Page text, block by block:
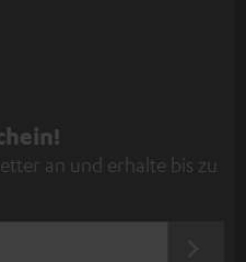
an und erhalte bis zu